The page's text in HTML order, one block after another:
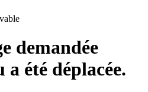
demandée
a été déplacée.